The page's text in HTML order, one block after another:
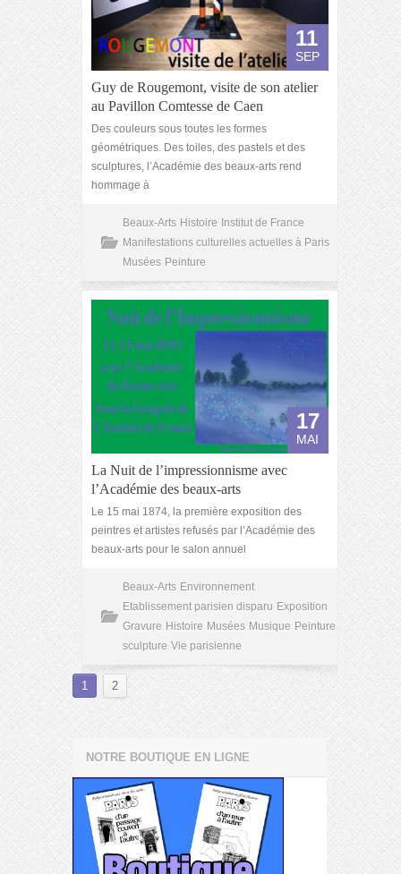
11
SEP
Guy de Rougemont, visite de son atelier
au Pavillon Comtesse de Caen
Des couleurs sous toutes les formes
géométriques. Des toiles, des pastels et des
sculptures, l’Académie des beaux-arts rend
hommage à
Beaux-Arts Histoire
Institut de France
Manifestations culturelles actuelles à Paris
Musées Peinture
17
MAI
La Nuit de l’impressionnisme avec
l’Académie des beaux-arts
Le 15 mai 1874, la première exposition des
peintres et artistes refusés par l’Académie des
beaux-arts pour le salon annuel
Beaux-Arts Environnement
Etablissement parisien disparu Exposition
Gravure Histoire Musées Musique Peinture
sculpture Vie parisienne
1 2
NOTRE BOUTIQUE EN LIGNE